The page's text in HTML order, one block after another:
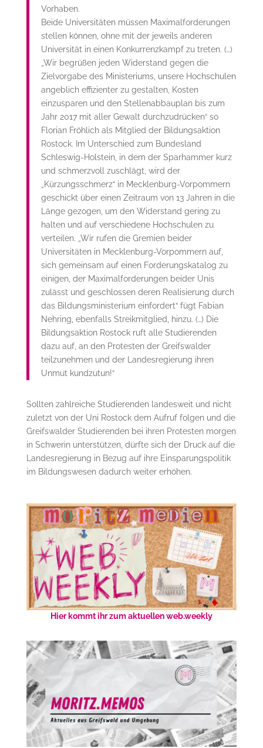
Vorhaben.
Beide Universitäten müssen Maximalforderungen
stellen können, ohne mit der jeweils anderen
Universität in einen Konkurrenzkampf zu treten. (…)
„Wir begrüßen jeden Widerstand gegen die
Zielvorgabe des Ministeriums, unsere Hochschulen
angeblich effizienter zu gestalten, Kosten
einzusparen und den Stellenabbauplan bis zum
Jahr 2017 mit aller Gewalt durchzudrücken“ so
Florian Fröhlich als Mitglied der Bildungsaktion
Rostock. Im Unterschied zum Bundesland
Schleswig-Holstein, in dem der Sparhammer kurz
und schmerzvoll zuschlägt, wird der
„Kürzungsschmerz“ in Mecklenburg-Vorpommern
geschickt über einen Zeitraum von 13 Jahren in die
Länge gezogen, um den Widerstand gering zu
halten und auf verschiedene Hochschulen zu
verteilen. „Wir rufen die Gremien beider
Universitäten in Mecklenburg-Vorpommern auf,
sich gemeinsam auf einen Forderungskatalog zu
einigen, der Maximalforderungen beider Unis
zulässt und geschlossen deren Realisierung durch
das Bildungsministerium einfordert“ fügt Fabian
Nehring, ebenfalls Streikmitglied, hinzu. (…) Die
Bildungsaktion Rostock ruft alle Studierenden
dazu auf, an den Protesten der Greifswalder
teilzunehmen und der Landesregierung ihren
Unmut kundzutun!“
Sollten zahlreiche Studierenden landesweit und nicht
zuletzt von der Uni Rostock dem Aufruf folgen und die
Greifswalder Studierenden bei ihren Protesten morgen
in Schwerin unterstützen, dürfte sich der Druck auf die
Landesregierung in Bezug auf ihre Einsparungspolitik
im Bildungswesen dadurch weiter erhöhen.
Hier kommt ihr zum aktuellen web.weekly